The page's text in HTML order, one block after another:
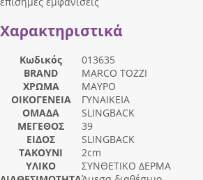
Χαρακτηριστικά
Κωδικός
013635
BRAND
MARCO TOZZI
ΧΡΩΜΑ
ΜΑΥΡΟ
ΟΙΚΟΓΕΝΕΙΑ
ΓΥΝΑΙΚΕΙΑ
ΟΜΑΔΑ
SLINGBACK
ΜΕΓΕΘΟΣ
39
ΕΙΔΟΣ
SLINGBACK
ΤΑΚΟΥΝΙ
2cm
ΥΛΙΚΟ
ΣΥΝΘΕΤΙΚΟ ΔΕΡΜΑ